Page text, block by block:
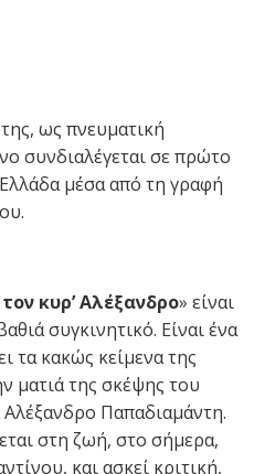
ως πνευματική
συνδιαλέγεται σε πρώτο
μέσα από τη γραφή
κυρ’ Αλέξανδρο» είναι
συγκινητικό. Είναι ένα
τα κακώς κείμενα της
ματιά της σκέψης του
Παπαδιαμάντη.
στη ζωή, στο σήμερα,
και ασκεί κριτική,